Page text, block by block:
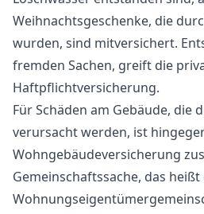
Weihnachtsgeschenke, die
wurden, sind mitversichert.
fremden Sachen, greift die
Haftpflichtversicherung.
Für Schäden am Gebäude, die
verursacht werden, ist
Wohngebäudeversicherung
Gemeinschaftssache, das heißt